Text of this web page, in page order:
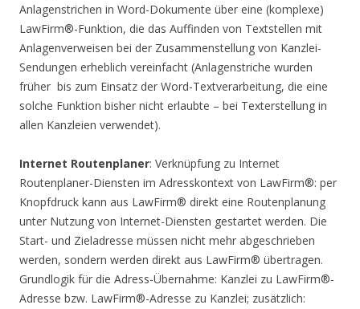
Anlagenstrichen in Word-Dokumente über eine (komplexe)
LawFirm®-Funktion, die das Auffinden von Textstellen mit
Anlagenverweisen bei der Zusammenstellung von Kanzlei-
Sendungen erheblich vereinfacht (Anlagenstriche wurden
früher  bis zum Einsatz der Word-Textverarbeitung, die eine
solche Funktion bisher nicht erlaubte – bei Texterstellung in
allen Kanzleien verwendet).
Internet Routenplaner: Verknüpfung zu Internet
Routenplaner-Diensten im Adresskontext von LawFirm®: per
Knopfdruck kann aus LawFirm® direkt eine Routenplanung
unter Nutzung von Internet-Diensten gestartet werden. Die
Start- und Zieladresse müssen nicht mehr abgeschrieben
werden, sondern werden direkt aus LawFirm® übertragen.
Grundlogik für die Adress-Übernahme: Kanzlei zu LawFirm®-
Adresse bzw. LawFirm®-Adresse zu Kanzlei; zusätzlich: